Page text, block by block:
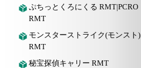
ぷちっとくろにくる RMT|PCRO
RMT
モンスターストライク(モンスト)
RMT
秘宝探偵キャリー RMT